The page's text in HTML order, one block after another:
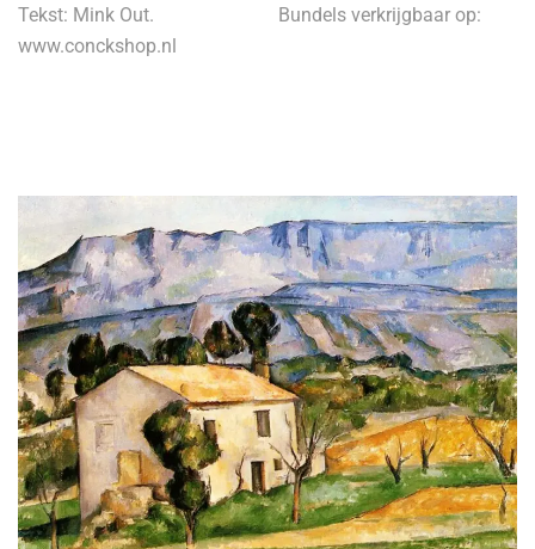
Tekst: Mink Out. Bundels verkrijgbaar op:
www.conckshop.nl